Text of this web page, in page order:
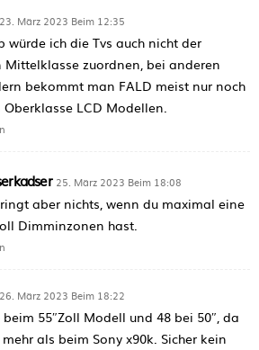
23. März 2023 Beim 12:35
würde ich die Tvs auch nicht der
Mittelklasse zuordnen, bei anderen
bekommt man FALD meist nur noch
Oberklasse LCD Modellen.
25. März 2023 Beim 18:08
aber nichts, wenn du maximal eine
Dimminzonen hast.
26. März 2023 Beim 18:22
beim 55″Zoll Modell und 48 bei 50″, da
als beim Sony x90k. Sicher kein